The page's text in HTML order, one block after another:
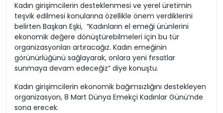
Kadın girişimcilerin desteklenmesi ve yerel üretimin
teşvik edilmesi konularına özellikle önem verdiklerini
belirten Başkan Eşki, “Kadınların el emeği ürünlerini
ekonomik değere dönüştürebilmeleri için bu tür
organizasyonları artıracağız. Kadın emeğinin
görünürlüğünü sağlayarak, onlara yeni fırsatlar
sunmaya devam edeceğiz” diye konuştu.
Kadın girişimcilerin ekonomik bağımsızlığını destekleyen
organizasyon, 8 Mart Dünya Emekçi Kadınlar Günü’nde
sona erecek.